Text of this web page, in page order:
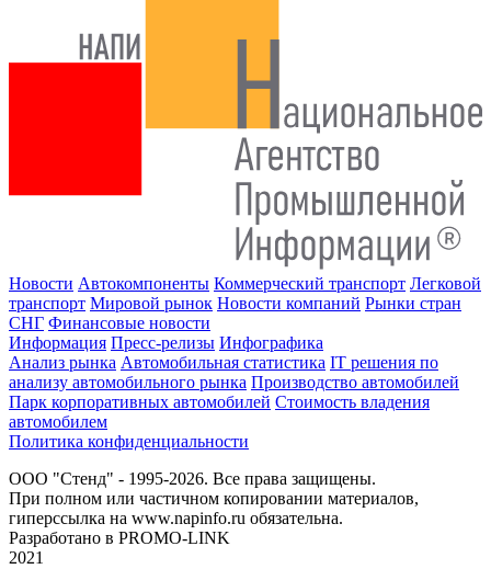
Новости Автокомпоненты Коммерческий транспорт Легковой
транспорт Мировой рынок Новости компаний Рынки стран
СНГ Финансовые новости
Информация Пресс-релизы Инфографика
Анализ рынка Автомобильная статистика IT решения по
анализу автомобильного рынка Производство автомобилей
Парк корпоративных автомобилей Стоимость владения
автомобилем
Политика конфиденциальности
ООО "Стенд" - 1995-2026. Все права защищены.
При полном или частичном копировании материалов,
гиперссылка на www.napinfo.ru обязательна.
Разработано в PROMO-LINK
2021